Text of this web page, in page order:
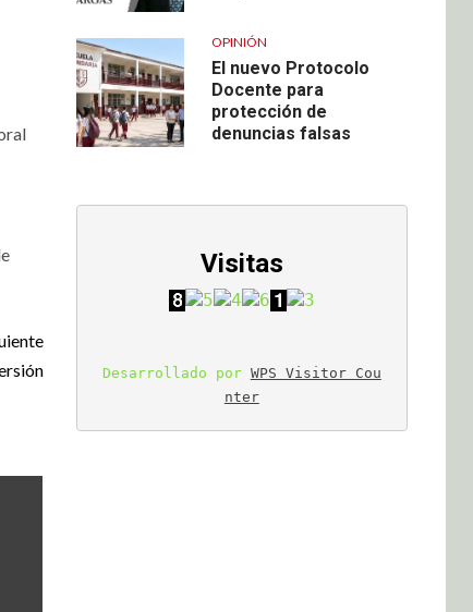
OPINIÓN
El nuevo Protocolo
Docente para
protección de
denuncias falsas
Visitas
Desarrollado por WPS Visitor Cou
nter